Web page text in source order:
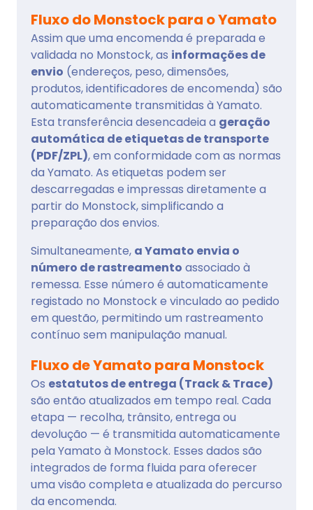
Fluxo do Monstock para o Yamato
Assim que uma encomenda é preparada e
validada no Monstock, as informações de
envio (endereços, peso, dimensões,
produtos, identificadores de encomenda) são
automaticamente transmitidas à Yamato.
Esta transferência desencadeia a geração
automática de etiquetas de transporte
(PDF/ZPL), em conformidade com as normas
da Yamato. As etiquetas podem ser
descarregadas e impressas diretamente a
partir do Monstock, simplificando a
preparação dos envios.
Simultaneamente, a Yamato envia o
número de rastreamento associado à
remessa. Esse número é automaticamente
registado no Monstock e vinculado ao pedido
em questão, permitindo um rastreamento
contínuo sem manipulação manual.
Fluxo de Yamato para Monstock
Os estatutos de entrega (Track & Trace)
são então atualizados em tempo real. Cada
etapa — recolha, trânsito, entrega ou
devolução — é transmitida automaticamente
pela Yamato à Monstock. Esses dados são
integrados de forma fluida para oferecer
uma visão completa e atualizada do percurso
da encomenda.